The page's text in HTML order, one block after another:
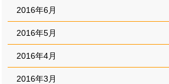
2016年6月
2016年5月
2016年4月
2016年3月